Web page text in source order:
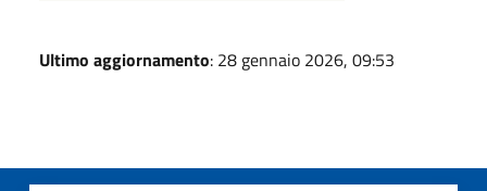
Ultimo aggiornamento: 28 gennaio 2026, 09:53